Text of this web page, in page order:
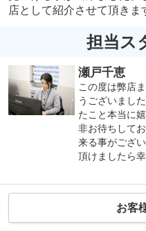
店として紹介させて頂きま
担当ス
瀬戸千恵
この度は弊店
うございまし
たこと本当に
非お待ちして
来る事がござ
頂けましたら幸
お客